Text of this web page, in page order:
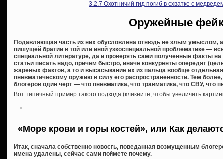
3.2.7 Охотничий гид погиб в схватке с
Оружейные
Подавляющая часть из них обусловлена отнюдь не злым умыслом,
пишущей братии в той или иной узкоспециальной проблематике —
специальной литературе, да и проверять сами полученные факты на
статьи писать надо, причем быстро, иначе конкуренты опередят
жареных фактов, а то и высасывание их из пальца вообще
пневматическому оружию в силу его распространенности. Тем
блогеров один черт — что пневматика, что травматика, что СВУ, что
Вот типичный пример такого подхода (кликните, чтобы увеличить
«Море крови и горы костей», или Как
Итак, сначала собственно новость, поведанная возмущенным
имена удалены, сейчас сами поймете почему.